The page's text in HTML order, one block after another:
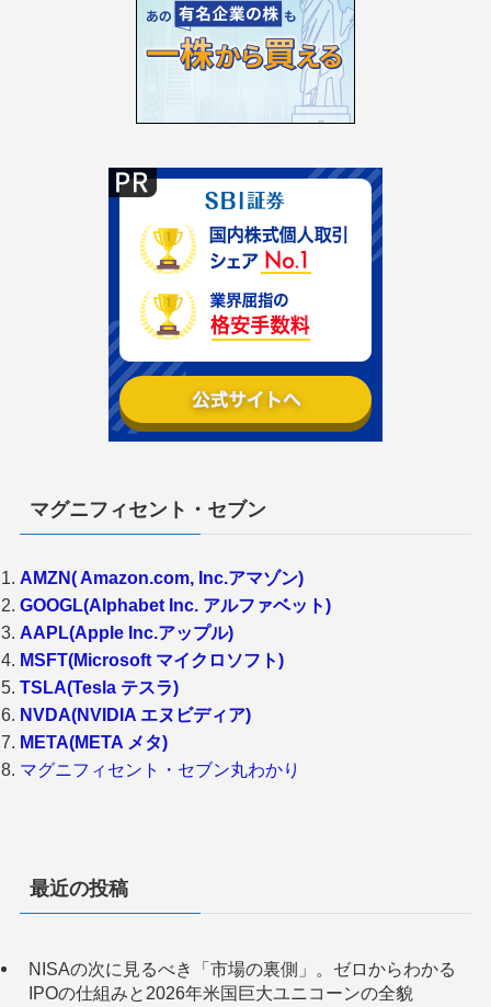
マグニフィセント・セブン
AMZN( Amazon.com, Inc.アマゾン)
GOOGL(Alphabet Inc. アルファベット)
AAPL(Apple Inc.アップル)
MSFT(Microsoft マイクロソフト)
TSLA(Tesla テスラ)
NVDA(NVIDIA エヌビディア)
META(META メタ)
マグニフィセント・セブン丸わかり
最近の投稿
NISAの次に見るべき「市場の裏側」。ゼロからわかる
IPOの仕組みと2026年米国巨大ユニコーンの全貌